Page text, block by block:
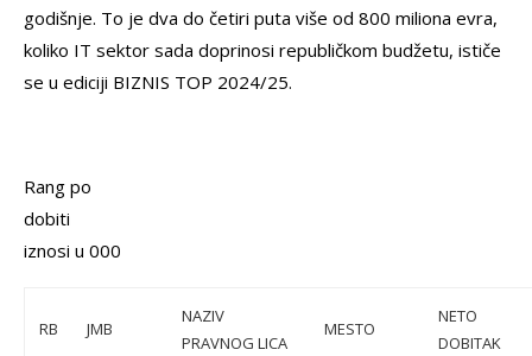
godišnje. To je dva do četiri puta više od 800 miliona evra,
koliko IT sektor sada doprinosi republičkom budžetu, ističe
se u ediciji BIZNIS TOP 2024/25.
Rang po
iznosi u 000
RB JMB
NAZIV
PRAVNOG LICA
MESTO
NETO
DOBITAK